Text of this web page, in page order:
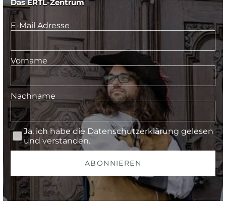
Das ERTL-Zentrum
E-Mail Adresse
Vorname
Nachname
Ja, ich habe die Datenschutzerklärung gelesen
und verstanden.
ABONNIEREN